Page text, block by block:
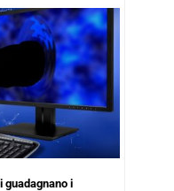
guadagnano i